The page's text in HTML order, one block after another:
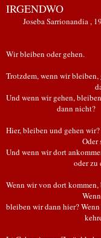
IRGENDWO
Joseba Sarrionandia ,
Wir bleiben oder gehen.
Trotzdem, wenn wir bleiben,
dann nicht
Und wenn wir gehen,
dann nicht?
Hier, bleiben und gehen wir?
Oder sind wir
Und wenn wir dort
oder zu einem
Wenn wir von dort
Wenn wir
bleiben wir dann hier?
kehren wir